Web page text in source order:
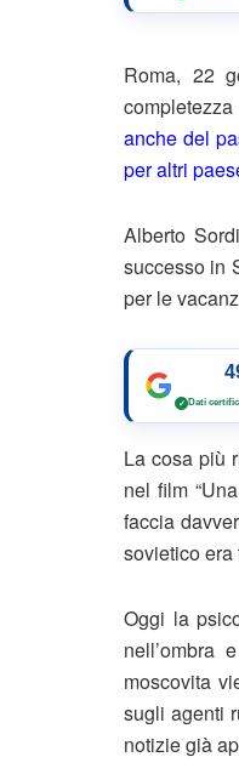
Roma, 22
anche del
per altri
Alberto
successo in
per le
✓ Dati
La cosa più
nel film
faccia
sovietico
Oggi la
nell’ombra
moscovita
sugli agenti
notizie già